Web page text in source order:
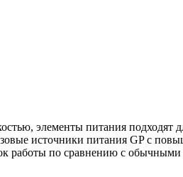
элементы питания подходят
источники питания GP с
работы по сравнению с